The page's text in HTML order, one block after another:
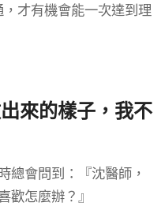
才有機會能一次達到理
來的樣子，我不
總會問到：『沈醫師，
歡怎麼辦？』